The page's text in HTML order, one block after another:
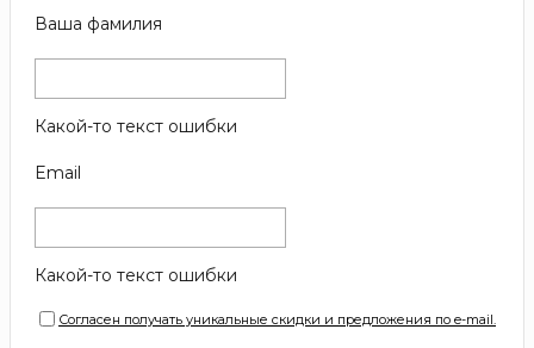
Ваша фамилия
Какой-то текст ошибки
Email
Какой-то текст ошибки
Согласен получать уникальные скидки и предложения по e-mail.